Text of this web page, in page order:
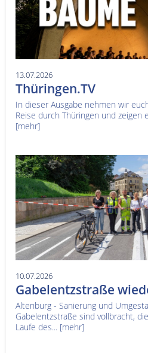
13.07.2026
Thüringen.TV
In dieser Ausgabe nehmen wir
Reise durch Thüringen und zeigen
[mehr]
10.07.2026
Gabelentzstraße
Altenburg - Sanierung und
Gabelentzstraße sind vollbracht,
Laufe des... [mehr]